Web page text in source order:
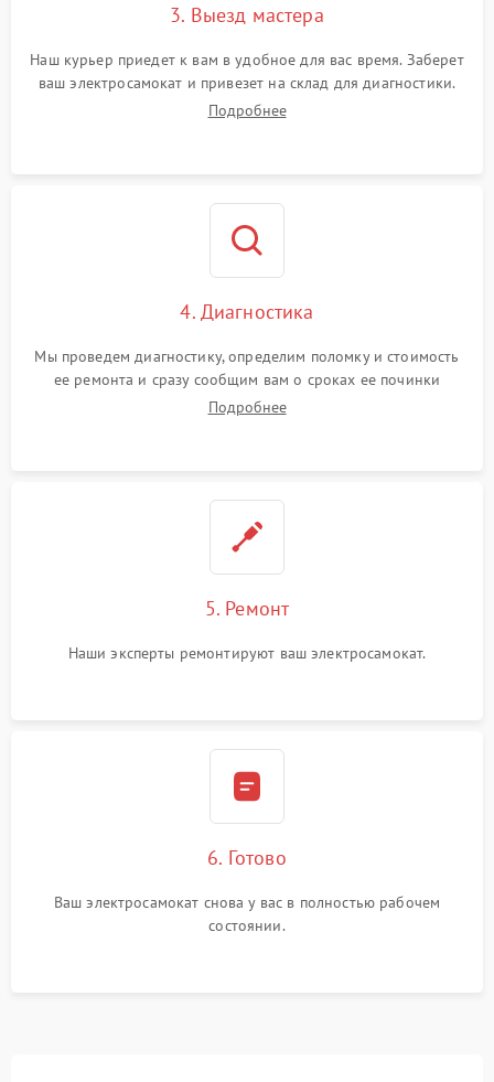
3. Выезд мастера
Наш курьер приедет к вам в удобное для вас время. Заберет
ваш электросамокат и привезет на склад для диагностики.
Подробнее
4. Диагностика
Мы проведем диагностику, определим поломку и стоимость
ее ремонта и сразу сообщим вам о сроках ее починки
Подробнее
5. Ремонт
Наши эксперты ремонтируют ваш электросамокат.
6. Готово
Ваш электросамокат снова у вас в полностью рабочем
состоянии.